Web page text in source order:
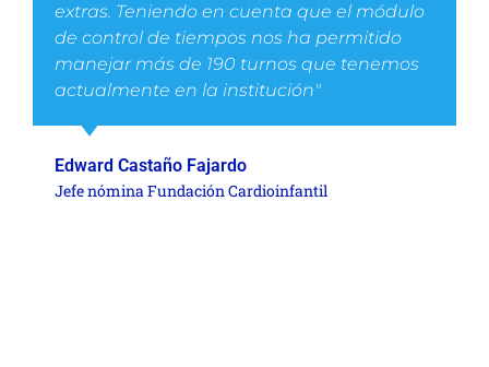
extras. Teniendo en cuenta que el módulo
de control de tiempos nos ha permitido
manejar más de 190 turnos que tenemos
actualmente en la institución"
Edward Castaño Fajardo
Jefe nómina Fundación Cardioinfantil